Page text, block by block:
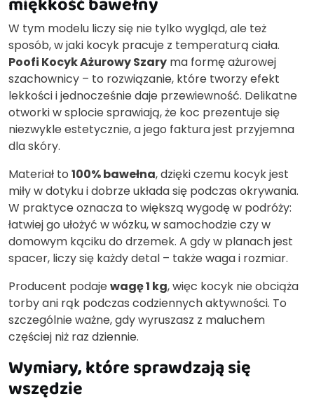
W tym modelu liczy się nie tylko wygląd, ale też
sposób, w jaki kocyk pracuje z temperaturą ciała.
Poofi Kocyk Ażurowy Szary ma formę ażurowej
szachownicy – to rozwiązanie, które tworzy efekt
lekkości i jednocześnie daje przewiewność. Delikatne
otworki w splocie sprawiają, że koc prezentuje się
niezwykle estetycznie, a jego faktura jest przyjemna
dla skóry.
Materiał to 100% bawełna, dzięki czemu kocyk jest
miły w dotyku i dobrze układa się podczas okrywania.
W praktyce oznacza to większą wygodę w podróży:
łatwiej go ułożyć w wózku, w samochodzie czy w
domowym kąciku do drzemek. A gdy w planach jest
spacer, liczy się każdy detal – także waga i rozmiar.
Producent podajewagę 1 kg, więc kocyk nie obciąża
torby ani rąk podczas codziennych aktywności. To
szczególnie ważne, gdy wyruszasz z maluchem
częściej niż raz dziennie.
Wymiary, które sprawdzają się
wszędzie